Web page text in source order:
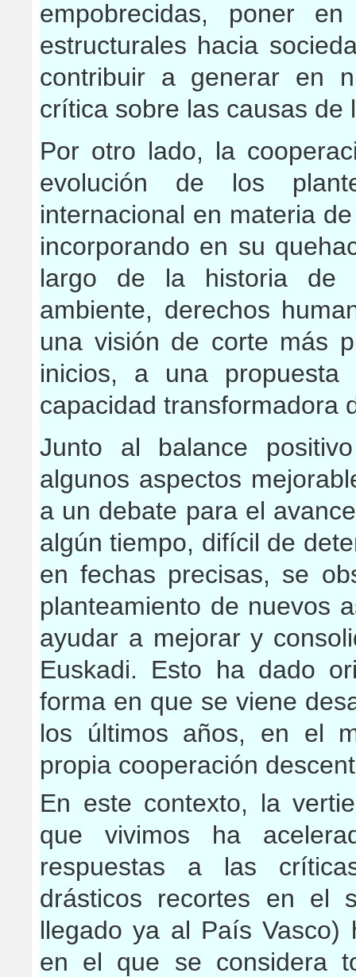
empobrecidas, poner
estructurales hacia
contribuir a generar en
crítica sobre las causas de
Por otro lado, la
evolución de los
internacional en materia
incorporando en su
largo de la historia de
ambiente, derechos
una visión de corte más
inicios, a una
capacidad transformadora
Junto al balance
algunos aspectos
a un debate para el
algún tiempo, difícil de
en fechas precisas, se
planteamiento de nuevos
ayudar a mejorar y
Euskadi. Esto ha dado
forma en que se viene
los últimos años, en el
propia cooperación
En este contexto, la
que vivimos ha
respuestas a las
drásticos recortes en el
llegado ya al País Vasco)
en el que se considera